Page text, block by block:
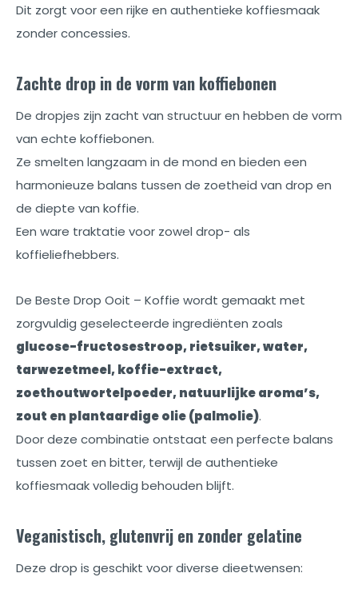
Dit zorgt voor een rijke en authentieke koffiesmaak
zonder concessies.
Zachte drop in de vorm van koffiebonen
De dropjes zijn zacht van structuur en hebben de vorm
van echte koffiebonen.
Ze smelten langzaam in de mond en bieden een
harmonieuze balans tussen de zoetheid van drop en
de diepte van koffie.
Een ware traktatie voor zowel drop- als
koffieliefhebbers.
De Beste Drop Ooit – Koffie wordt gemaakt met
zorgvuldig geselecteerde ingrediënten zoals
glucose-fructosestroop, rietsuiker, water,
tarwezetmeel, koffie-extract,
zoethoutwortelpoeder, natuurlijke aroma’s,
zout en plantaardige olie (palmolie).
Door deze combinatie ontstaat een perfecte balans
tussen zoet en bitter, terwijl de authentieke
koffiesmaak volledig behouden blijft.
Veganistisch, glutenvrij en zonder gelatine
Deze drop is geschikt voor diverse dieetwensen: